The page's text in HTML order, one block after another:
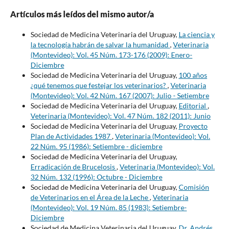
Artículos más leídos del mismo autor/a
Sociedad de Medicina Veterinaria del Uruguay, La ciencia y
la tecnología habrán de salvar la humanidad ,Veterinaria
(Montevideo): Vol. 45 Núm. 173-176 (2009): Enero-
Diciembre
Sociedad de Medicina Veterinaria del Uruguay, 100 años
¿qué tenemos que festejar los veterinarios?,Veterinaria
(Montevideo): Vol. 42 Núm. 167 (2007): Julio - Setiembre
Sociedad de Medicina Veterinaria del Uruguay, Editorial ,
Veterinaria (Montevideo): Vol. 47 Núm. 182 (2011): Junio
Sociedad de Medicina Veterinaria del Uruguay, Proyecto
Plan de Actividades 1987,Veterinaria (Montevideo): Vol.
22 Núm. 95 (1986): Setiembre - diciembre
Sociedad de Medicina Veterinaria del Uruguay,
Erradicación de Brucelosis,Veterinaria (Montevideo): Vol.
32 Núm. 132 (1996): Octubre - Diciembre
Sociedad de Medicina Veterinaria del Uruguay,Comisión
de Veterinarios en el Área de la Leche,Veterinaria
(Montevideo): Vol. 19 Núm. 85 (1983): Setiembre-
Diciembre